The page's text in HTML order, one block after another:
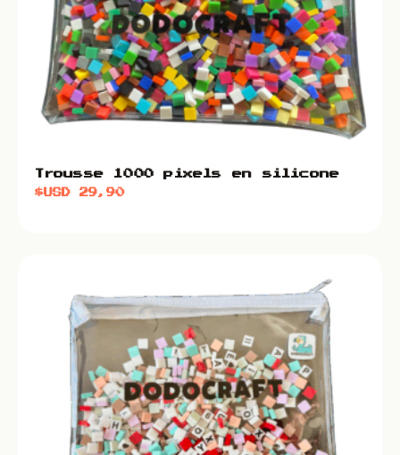
Trousse 1000 pixels en silicone
$USD29,90